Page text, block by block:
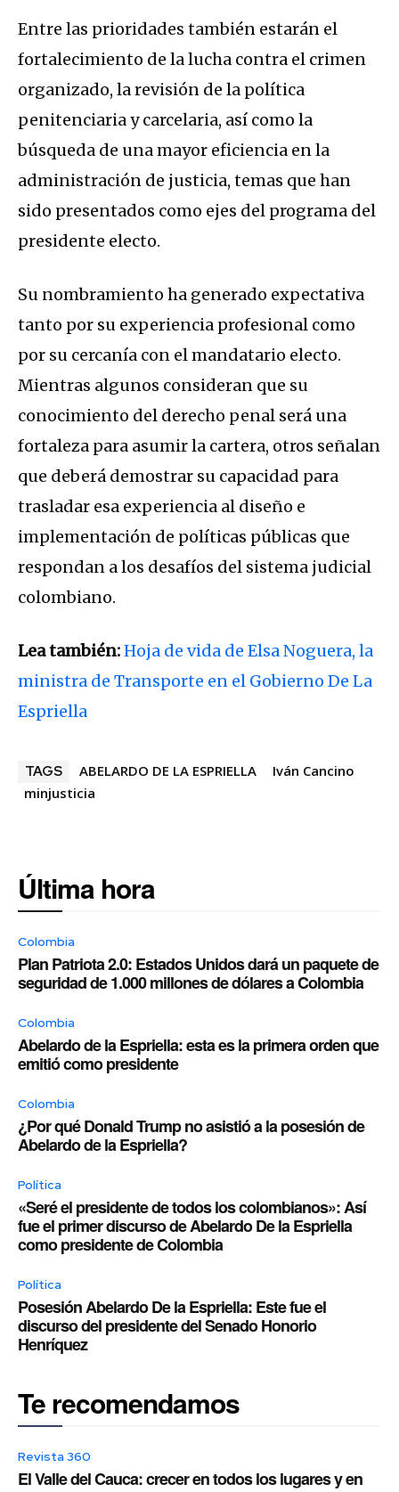
Entre las prioridades también estarán el
fortalecimiento de la lucha contra el crimen
organizado, la revisión de la política
penitenciaria y carcelaria, así como la
búsqueda de una mayor eficiencia en la
administración de justicia, temas que han
sido presentados como ejes del programa del
presidente electo.
Su nombramiento ha generado expectativa
tanto por su experiencia profesional como
por su cercanía con el mandatario electo.
Mientras algunos consideran que su
conocimiento del derecho penal será una
fortaleza para asumir la cartera, otros señalan
que deberá demostrar su capacidad para
trasladar esa experiencia al diseño e
implementación de políticas públicas que
respondan a los desafíos del sistema judicial
colombiano.
Lea también:Hoja de vida de Elsa Noguera, la
ministra de Transporte en el Gobierno De La
Espriella
TAGS ABELARDO DE LA ESPRIELLA
Iván Cancino
minjusticia
Última hora
Colombia
Plan Patriota 2.0: Estados Unidos dará un paquete de
seguridad de 1.000 millones de dólares a Colombia
Colombia
Abelardo de la Espriella: esta es la primera orden que
emitió como presidente
Colombia
¿Por qué Donald Trump no asistió a la posesión de
Abelardo de la Espriella?
Política
«Seré el presidente de todos los colombianos»: Así
fue el primer discurso de Abelardo De la Espriella
como presidente de Colombia
Política
Posesión Abelardo De la Espriella: Este fue el
discurso del presidente del Senado Honorio
Henríquez
Te recomendamos
Revista 360
El Valle del Cauca: crecer en todos los lugares y en